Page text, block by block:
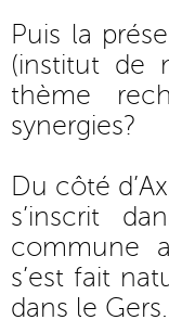
Puis la
(institut de
thème
synergies?
Du côté
s’inscrit
commune
s’est fait
dans le Gers.